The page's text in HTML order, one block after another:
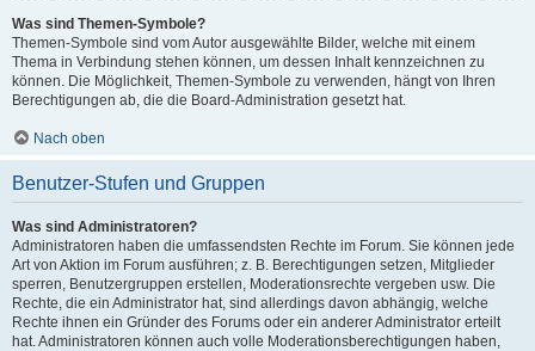
Was sind Themen-Symbole?
Themen-Symbole sind vom Autor ausgewählte Bilder, welche mit einem
Thema in Verbindung stehen können, um dessen Inhalt kennzeichnen zu
können. Die Möglichkeit, Themen-Symbole zu verwenden, hängt von Ihren
Berechtigungen ab, die die Board-Administration gesetzt hat.
Nach oben
Benutzer-Stufen und Gruppen
Was sind Administratoren?
Administratoren haben die umfassendsten Rechte im Forum. Sie können jede
Art von Aktion im Forum ausführen; z. B. Berechtigungen setzen, Mitglieder
sperren, Benutzergruppen erstellen, Moderationsrechte vergeben usw. Die
Rechte, die ein Administrator hat, sind allerdings davon abhängig, welche
Rechte ihnen ein Gründer des Forums oder ein anderer Administrator erteilt
hat. Administratoren können auch volle Moderationsberechtigungen haben,